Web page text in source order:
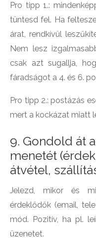
Pro tipp 1.:
tüntesd fel. Ha
árat, rendkívül
Nem lesz
csak azt sugallja,
fáradságot a 4. és 6.
Pro tipp 2.: postázás
mert a kockázat miatt
9. Gondold át
menetét
átvétel,
Jelezd, mikor és
érdeklődők (email,
mód. Pozitív, ha pl.
üzenetet.